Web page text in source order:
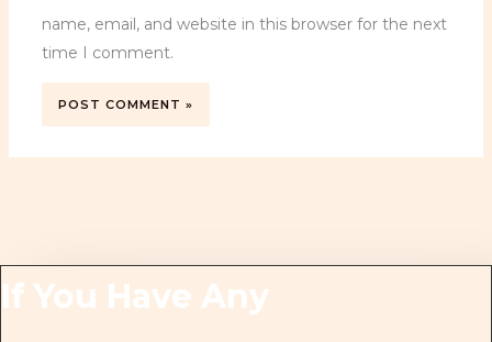
name, email, and website in this browser for the next
time I comment.
If You Have Any